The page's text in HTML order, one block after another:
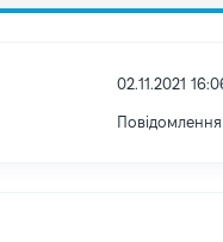
02.11.2021